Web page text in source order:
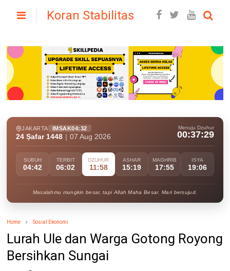
Koran Stabilitas
JAKARTA IMSAK04:32
24 Ṣafar 1448 07 Aug 2026
Menuju Dzuhur
00:37:27
SUBUH
04:42
TERBIT
06:02
DZUHUR
11:58
ASHAR
15:19
MAGHRIB
17:55
ISYA
19:06
Masalahmu mungkin besar, tapi Allah Maha Besar. Mari bersujud.
Home Sosial Ekonomi
Lurah Ule dan Warga Gotong Royong
Bersihkan Sungai